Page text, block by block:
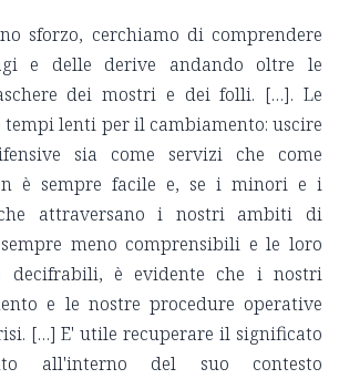
sforzo, cerchiamo di comprendere
e delle derive andando oltre le
dei mostri e dei folli. […]. Le
lenti per il cambiamento: uscire
sia come servizi che come
è sempre facile e, se i minori e i
attraversano i nostri ambiti di
meno comprensibili e le loro
decifrabili, è evidente che i nostri
e le nostre procedure operative
[…] E' utile recuperare il significato
all'interno del suo contesto